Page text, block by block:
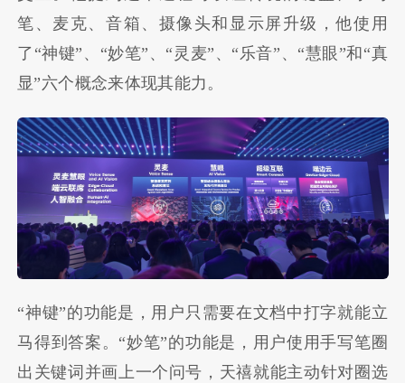
笔、麦克、音箱、摄像头和显示屏升级，他使用
了 “神键” 、 “妙笔” 、 “灵麦” 、 “乐音” 、 “慧眼”和“真
显”六个概念来体现其能力 。
“神键”的功能是，用户只需要在文档中打字就能立
马得到答案。“妙笔”的功能是，用户使用手写笔圈
出关键词并画上一个问号，天禧就能主动针对圈选